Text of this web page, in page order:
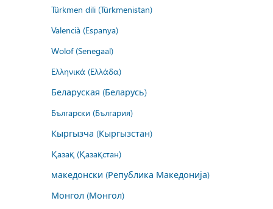
Türkmen dili (Türkmenistan)
Valencià (Espanya)
Wolof (Senegaal)
Ελληνικά (Ελλάδα)
Беларуская (Беларусь)
Български (България)
Кыргызча (Кыргызстан)
Қазақ (Қазақстан)
македонски (Република Македонија)
Монгол (Монгол)